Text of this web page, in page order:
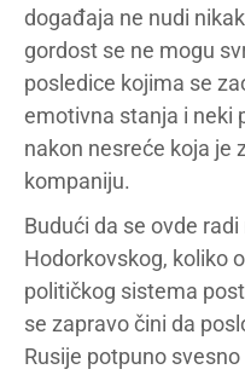
događaja ne nudi
gordost se ne mogu
posledice kojima se
emotivna stanja i neki
nakon nesreće koja je
kompaniju.
Budući da se ovde
Hodorkovskog, koliko
političkog sistema
se zapravo čini da
Rusije potpuno